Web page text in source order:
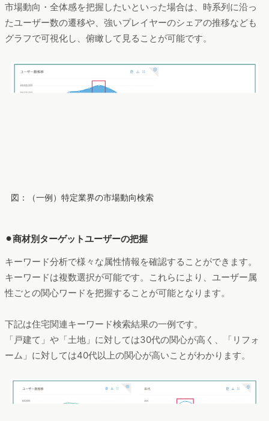
市場動向・全体感を把握したいといった場合は、時系列に沿っ
たユーザー数の遷移や、強いプレイヤーのシェアの推移なども
グラフで可視化し、俯瞰して見ることが可能です。
図：（一例）特定業界の市場動向検索
⚫︎商材別ターゲットユーザーの把握
キーワード分析で様々な属性情報を確認することができます。
キーワードは複数選択が可能です。これらにより、ユーザー属
性ごとの関心ワードを把握することが可能となります。
下記は住宅関連キーワード検索結果の一例です。
「戸建て」や「土地」に対しては30代の関心が高く、「リフォ
ーム」に対しては40代以上の関心が高いことがわかります。